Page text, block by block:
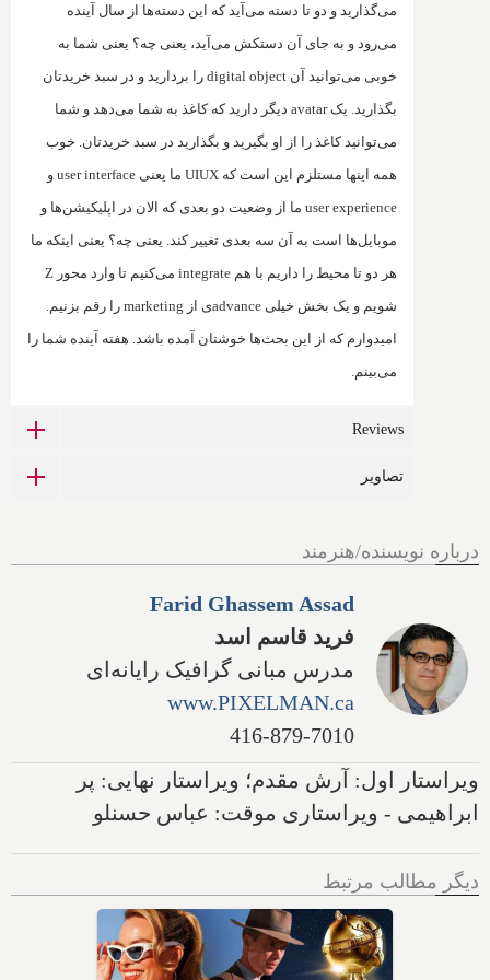
می‌گذارید و دو تا دسته می‌آید که این دسته‌ها از سال آینده
می‌رود و به جای آن دستکش می‌آید، یعنی چه؟ یعنی شما به
خوبی می‌توانید آن digital object را بردارید و در سبد خریدتان
بگذارید. یکavatar دیگر دارید که کاغذ به شما می‌دهد و شما
می‌توانید کاغذ را از او بگیرید و بگذارید در سبد خریدتان. خوب
همه اینها مستلزم این است که UIUX ما یعنی user interface و
user experience ما از وضعیت دو بعدی که الان در اپلیکیشن‌ها و
موبایل‌ها است به آن سه بعدی تغییر کند. یعنی چه؟ یعنی اینکه ما
هر دو تا محیط را داریم با هم integrate می‌کنیم تا وارد محور Z
شویم و یک بخش‌ خیلی advanceی از marketing را رقم بزنیم.
امیدوارم که از این بحث‌ها خوشتان آمده باشد. هفته آینده شما را
می‌بینم.
Reviews
تصاویر
درباره نویسنده/هنرمند
Farid Ghassem Assad
فرید قاسم اسد
مدرس مبانی گرافیک رایانه‌ای
www.PIXELMAN.ca
416-879-7010
ویراستار اول: آرش مقدم؛ ویراستار نهایی: پر
ابراهیمی - ویراستاری موقت: عباس حسنلو
دیگر مطالب مرتبط